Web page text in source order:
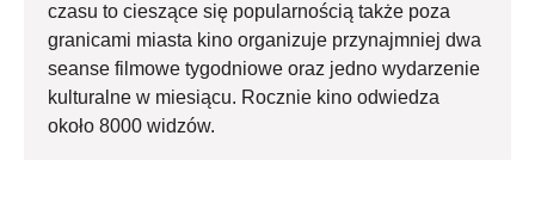
czasu to cieszące się popularnością także poza
granicami miasta kino organizuje przynajmniej dwa
seanse filmowe tygodniowe oraz jedno wydarzenie
kulturalne w miesiącu. Rocznie kino odwiedza
około 8000 widzów.